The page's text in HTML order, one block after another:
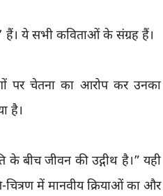
हैं। ये सभी कविताओं के संग्रह हैं।
अंगों पर चेतना का आरोप कर उनका
है।
के बीच जीवन की उद्गीथ है।” यही
में मानवीय क्रियाओं का और